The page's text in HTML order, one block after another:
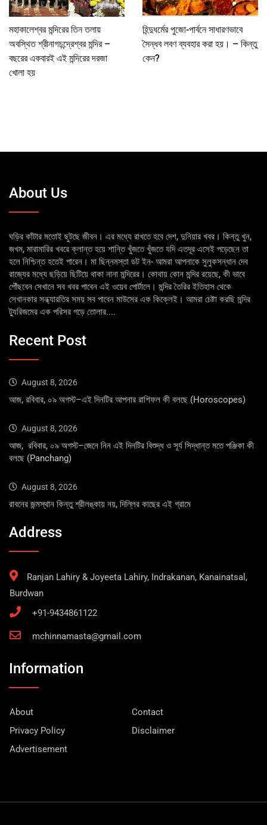
মহাকালেশ্বর মন্দিরের তিন তলায়
অবস্থিত শ্রীনাগচন্দ্রেশ্বর মন্দির –
বছরের একবারই এই মন্দিরের দরজা
খোলা হয়
হিন্দুধর্মের পুজো-পার্বনে সাধারণভাবে
সৈন্ধব লবণ ব্যবহার করা হয়। – কিন্তু
কেন?
About Us
ঘড়ির কাঁটার মতোই ছুটছে জীবন। এর মধ্যে রাখতে হবে দেশ, দুনিয়ার খবর। কিন্তু খুন,
জখম, মারামারির খবরে ক্লান্ত হয়ে শান্তি খুঁজতে খুঁজতে যদি এতদূর এসেই পড়েছেন তা
হলে নিশ্চিন্ত হতেই পারেন। মা ছিন্নমস্তা ডট ইন- আমরা আপনাকে সুলুকসন্ধান দেব
রাজ্যের মধ্যে ছড়িয়ে ছিটিয়ে থাকা নানা মন্দিরের। কোথায় কোন মন্দির রয়েছে, কী ভাবে
পৌঁছবেন সেখানে সব খবর পাবেন এই ওয়েব পোর্টালে। মন্দির তৈরির ইতিহাস থেকে
সেখানকার সন্ধ্যারতির সময় সব পাবেন মাউসের এক কিক্লেই। আমরা চেষ্টা করছি মন্দির
ট্যুরিজমের এক পরিসর গড়ে তোলার....
Recent Post
August 8, 2026
আজ, রবিবার, ০৯ অগস্ট–এই দিনটির আপনার রাশিফল কী বলছে (Horoscopes)
August 8, 2026
আজ, রবিবার, ০৯ অগস্ট–জেনে নিন এই দিনটির বিশুদ্ধ ও সূর্য সিদ্ধান্ত মতে পঞ্জিকা কী
বলছে (Panchang)
August 8, 2026
রাবনের জন্মস্থান কিন্তু শ্রীলঙ্কায় নয়, দিল্লির কাছের এই গ্রামে
Address
Ranjan Lahiry & Joyeeta Lahiry, Indrakanan, Kanainatsal,
Burdwan
+91-9434861122
mchinnamasta@gmail.com
Information
About
Contact
Privacy Policy
Disclaimer
Advertisement